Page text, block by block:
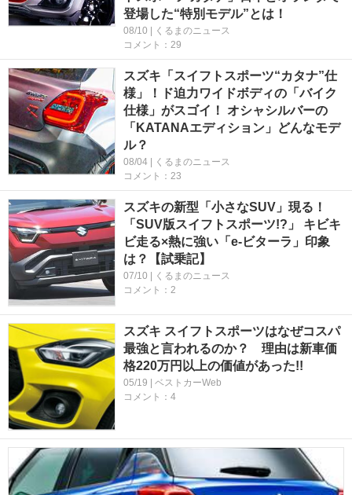
登場した“特別モデル”とは！
08/10 | くるまのニュース
コメント：29
スズキ「スイフトスポーツ“カタナ”仕
様」！ド迫力ワイドボディの「バイク
仕様」がスゴイ！ オシャシルバーの
「KATANAエディション」どんなモデ
ル？
08/04 | くるまのニュース
コメント：23
スズキの新型「小さなSUV」現る！
「SUV版スイフトスポーツ!?」 キビキ
ビ走る×熱に強い「e-ビターラ」印象
は？【試乗記】
07/10 | くるまのニュース
コメント：2
スズキ スイフトスポーツはなぜコスパ
最強と言われるのか？ 理由は新車価
格220万円以上の価値があった!!
05/19 | ベストカーWeb
コメント：4